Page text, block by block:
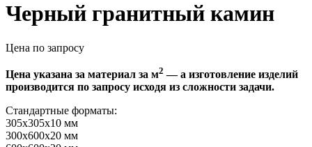
Черный гранитный камин
Цена по запросу
Цена указана за материал за м2 — а изготовление изделий
производится по запросу исходя из сложности задачи.
Стандартные форматы:
305х305х10 мм
300х600х20 мм